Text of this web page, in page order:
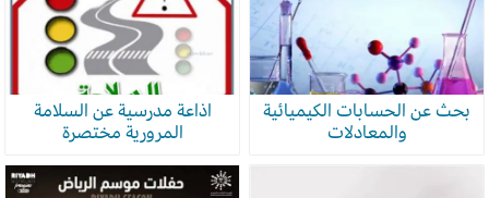
بحث عن الحسابات الكيميائية
والمعادلات
اذاعة مدرسية عن السلامة
المرورية مختصرة